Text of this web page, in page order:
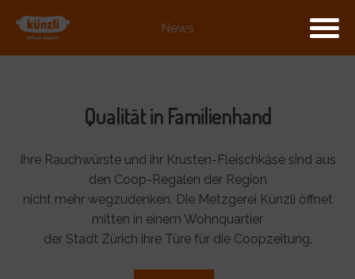
News
Qualität in Familienhand
Ihre Rauchwürste und ihr Krusten-Fleischkäse sind aus
den Coop-Regalen der Region
nicht mehr wegzudenken. Die Metzgerei Künzli öffnet
mitten in einem Wohnquartier
der Stadt Zürich ihre Türe für die Coopzeitung.